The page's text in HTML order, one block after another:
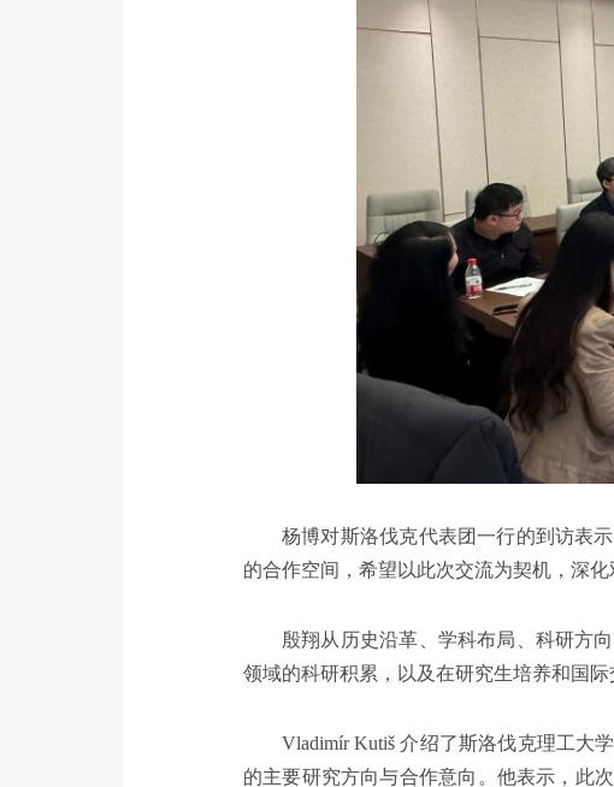
杨博对斯洛伐克代表团一行的到访表
的合作空间，希望以此次交流为契机，深
殷翔从历史沿革、学科布局、科研方
领域的科研积累，以及在研究生培养和国际
Vladimír Kutiš 介绍了斯洛伐克理工大
的主要研究方向与合作意向。他表示，此